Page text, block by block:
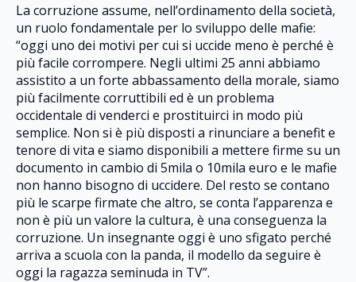
La corruzione assume, nell’ordinamento della società,
un ruolo fondamentale per lo sviluppo delle mafie:
“oggi uno dei motivi per cui si uccide meno è perché è
più facile corrompere. Negli ultimi 25 anni abbiamo
assistito a un forte abbassamento della morale, siamo
più facilmente corruttibili ed è un problema
occidentale di venderci e prostituirci in modo più
semplice. Non si è più disposti a rinunciare a benefit e
tenore di vita e siamo disponibili a mettere firme su un
documento in cambio di 5mila o 10mila euro e le mafie
non hanno bisogno di uccidere. Del resto se contano
più le scarpe firmate che altro, se conta l’apparenza e
non è più un valore la cultura, è una conseguenza la
corruzione. Un insegnante oggi è uno sfigato perché
arriva a scuola con la panda, il modello da seguire è
oggi la ragazza seminuda in TV”.